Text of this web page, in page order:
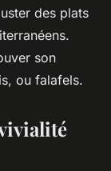
des plats
son
ou falafels.